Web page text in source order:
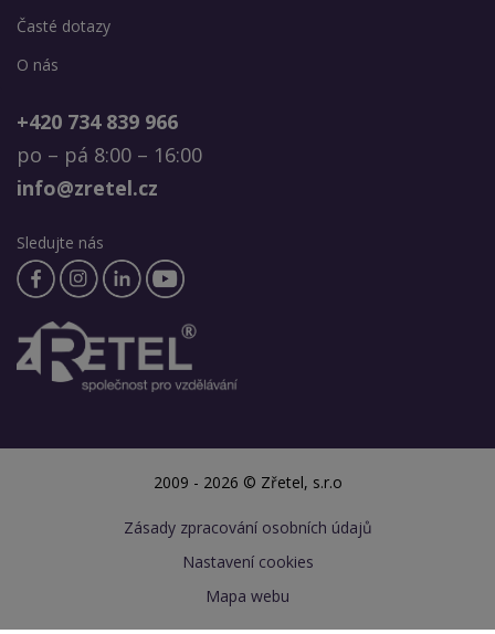
Časté dotazy
O nás
+420 734 839 966
po – pá 8:00 – 16:00
info@zretel.cz
Sledujte nás
2009 - 2026 © Zřetel, s.r.o
Zásady zpracování osobních údajů
Nastavení cookies
Mapa webu